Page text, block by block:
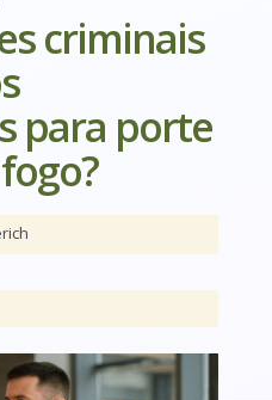
criminais
para porte